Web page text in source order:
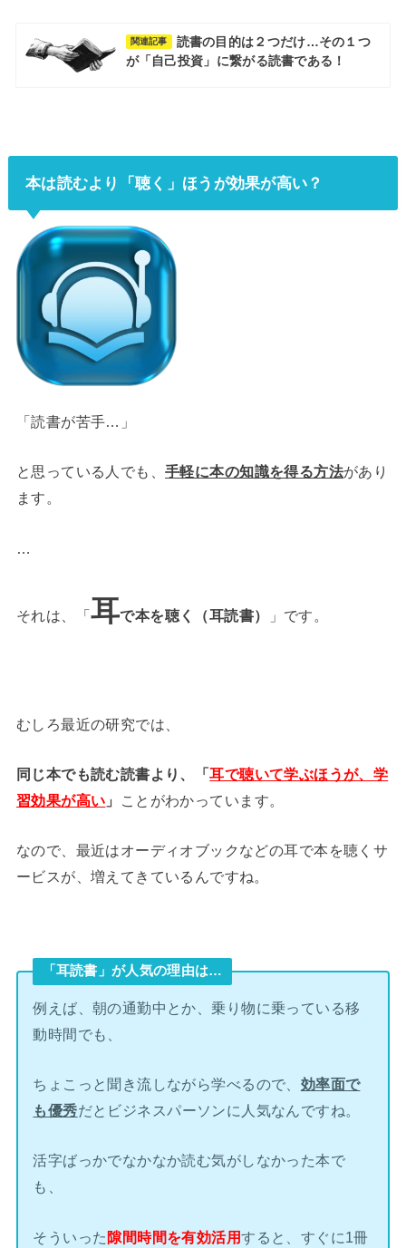
関連記事
読書の目的は２つだけ…その１つ
が「自己投資」に繋がる読書である！
本は読むより「聴く」ほうが効果が高い？
「読書が苦手…」
と思っている人でも、手軽に本の知識を得る方法があり
ます。
…
それは、「耳で本を聴く（耳読書） 」です。
むしろ最近の研究では、
同じ本でも読む読書より、 「耳で聴いて学ぶほうが、学
習効果が高い 」 ことがわかっています。
なので、最近はオーディオブックなどの耳で本を聴くサ
ービスが、増えてきているんですね。
「耳読書」が人気の理由は…
例えば、朝の通勤中とか、乗り物に乗っている移
動時間でも、
ちょこっと聞き流しながら学べるので、 効率面で
も優秀だとビジネスパーソンに人気なんですね。
活字ばっかでなかなか読む気がしなかった本で
も、
そういった 隙間時間を有効活用すると、すぐに1冊